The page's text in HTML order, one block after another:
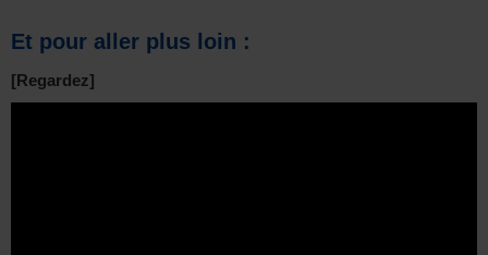
Et pour aller plus loin :
[Regardez]